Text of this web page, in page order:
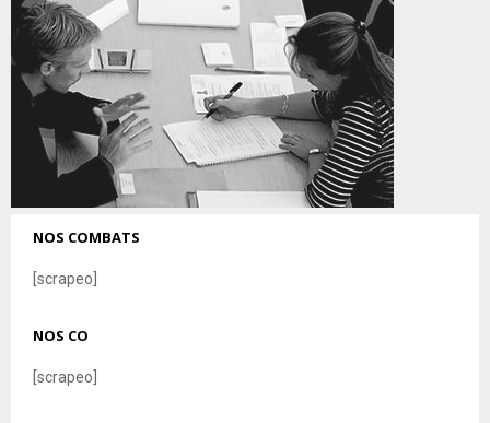
NOS COMBATS
[scrapeo]
NOS CO
[scrapeo]